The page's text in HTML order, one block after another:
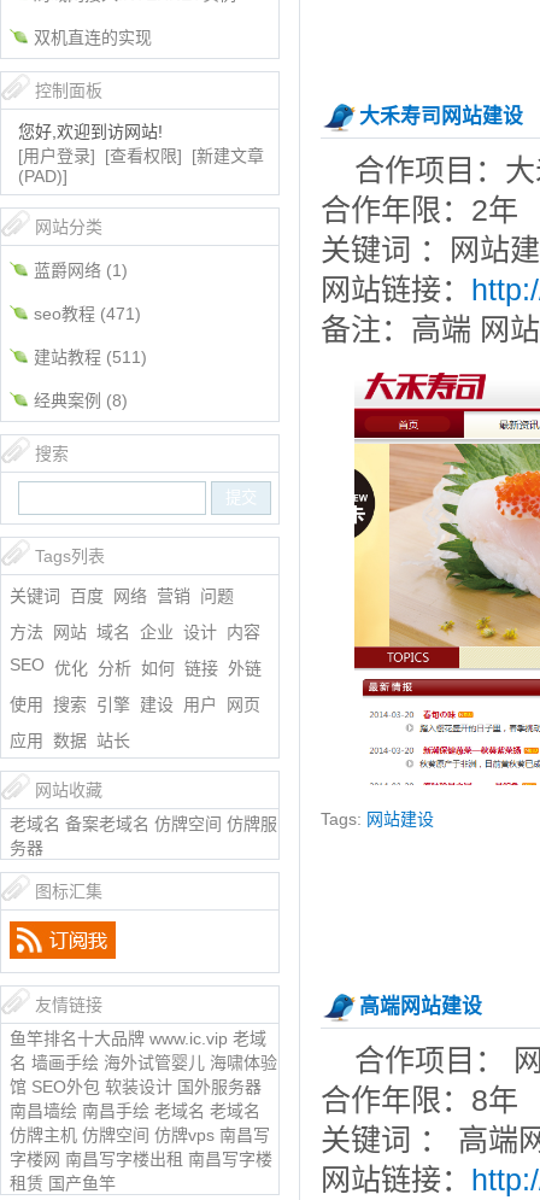
大禾寿司网站建设
合作项目：
合作年限：2年
关键词 ：网站
网站链接：
备注：高端 网
Tags: 网站建设
高端网站建设
合作项目：
合作年限：8年
关键词 ： 高端
网站链接：
双机直连的实现
控制面板
您好,欢迎到访网站!
[用户登录]
[查看权限]
[新建文章
(PAD)]
网站分类
蓝爵网络(1)
seo教程 (471)
建站教程 (511)
经典案例 (8)
搜索
Tags列表
关键词 百度 网络 营销
问题
方法
网站 域名 企业 设计 内容
SEO 优化 分析 如何 链接 外链
使用
搜索 引擎 建设 用户
网页
应用
数据 站长
网站收藏
老域名 备案老域名 仿牌空间 仿牌服
务器
图标汇集
友情链接
鱼竿排名十大品牌 www.ic.vip 老域
名 墙画手绘 海外试管婴儿 海啸体验
馆 SEO外包 软装设计 国外服务器
南昌墙绘 南昌手绘 老域名 老域名
仿牌主机 仿牌空间 仿牌vps 南昌写
字楼网 南昌写字楼出租 南昌写字楼
租赁 国产鱼竿